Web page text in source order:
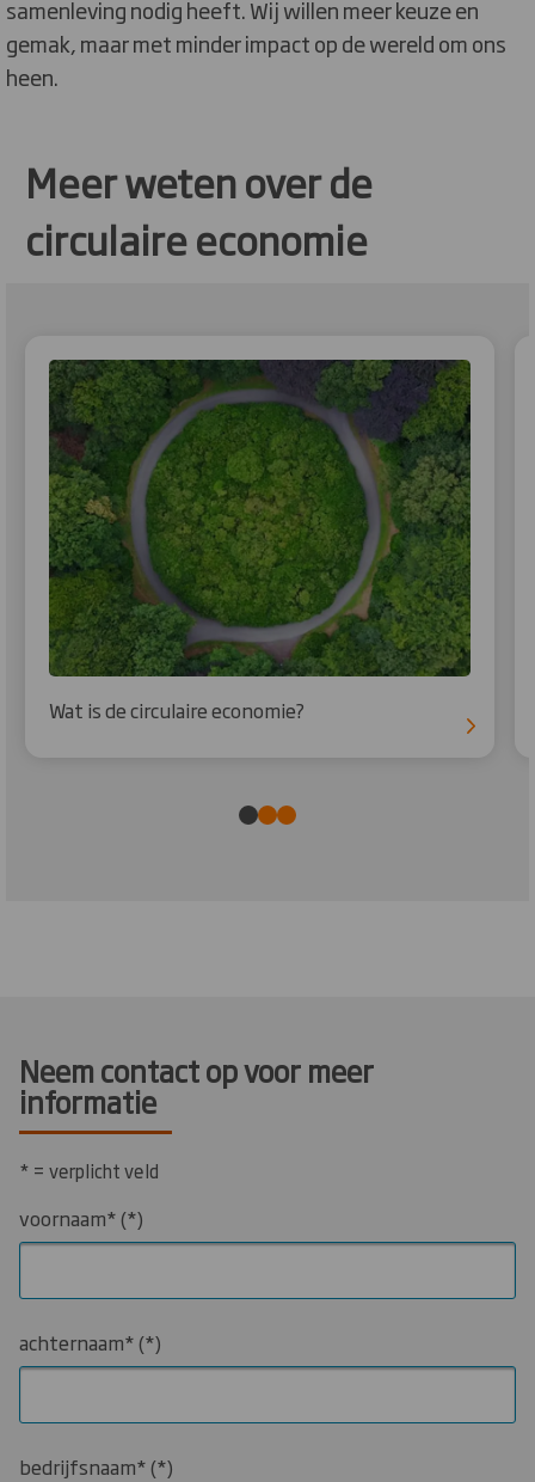
samenleving nodig heeft. Wij willen meer keuze en
gemak, maar met minder impact op de wereld om ons
heen.
Meer weten over de
circulaire economie
Wat is de circulaire economie?
Neem contact op voor meer
informatie
* = verplicht veld
voornaam*
achternaam*
bedrijfsnaam*